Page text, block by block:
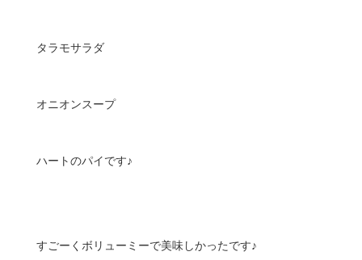
タラモサラダ
オニオンスープ
ハートのパイです♪
すごーくボリューミーで美味しかったです♪